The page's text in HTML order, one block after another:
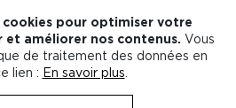
cookies pour optimiser votre
et améliorer nos contenus. Vous
de traitement des données en
lien : En savoir plus